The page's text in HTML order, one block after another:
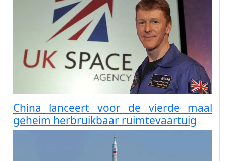
China lanceert voor de vierde maal
geheim herbruikbaar ruimtevaartuig